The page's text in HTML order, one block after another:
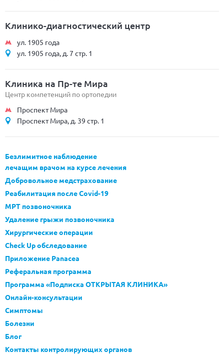
Клинико-диагностический центр
ул. 1905 года
ул. 1905 года, д. 7 стр. 1
Клиника на Пр-те Мира
Центр компетенций по ортопедии
Проспект Мира
Проспект Мира, д. 39 стр. 1
Безлимитное наблюдение
лечащим врачом на курсе лечения
Добровольное медстрахование
Реабилитация после Covid-19
МРТ позвоночника
Удаление грыжи позвоночника
Хирургические операции
Check Up обследование
Приложение Panacea
Реферальная программа
Программа «Подписка ОТКРЫТАЯ КЛИНИКА»
Онлайн-консультации
Симптомы
Болезни
Блог
Контакты контролирующих органов